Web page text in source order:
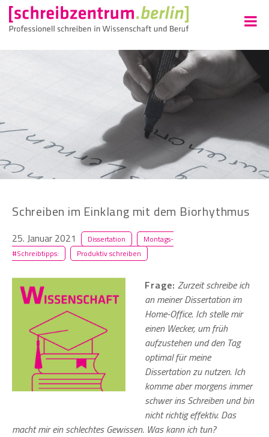
Schreiben im Einklang mit dem Biorhythmus
25. Januar 2021 Dissertation
Montags-
#Schreibtipps:
Produktiv schreiben
Frage: Zurzeit schreibe ich
an meiner Dissertation im
Home-Office. Ich stelle mir
einen Wecker, um früh
aufzustehen und den Tag
optimal für meine
Dissertation zu nutzen. Ich
komme aber morgens immer
schwer ins Schreiben und bin
nicht richtig effektiv. Das
macht mir ein schlechtes Gewissen. Was kann ich tun?